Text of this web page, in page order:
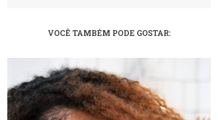
VOCÊ TAMBÉM PODE GOSTAR: